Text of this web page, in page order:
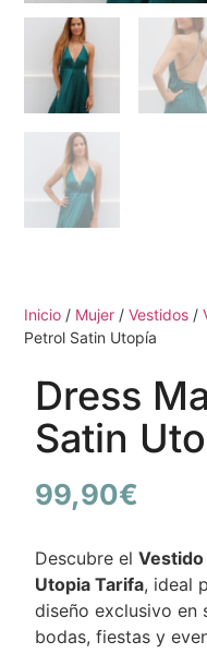
Inicio / Mujer /Vestidos /
Petrol Satin Utopía
Dress
Satin
99,90€
Descubre elVestido
Utopia Tarifa, ideal
diseño exclusivo en
bodas, fiestas y